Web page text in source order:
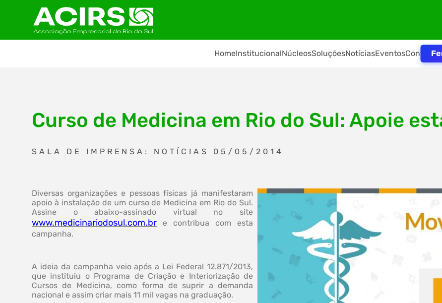
HomeInstitucionalNúcleosSoluçõesNotíciasEventosContato
Curso de Medicina em Rio do Sul: Apoie
SALA DE IMPRENSA: NOTÍCIAS 05/05/2014
Diversas organizações e pessoas físicas já manifestaram
apoio à instalação de um curso de Medicina em Rio do Sul.
Assine o abaixo-assinado virtual no site
www.medicinariodosul.com.br e contribua com esta
campanha.
A ideia da campanha veio após a Lei Federal 12.871/2013,
que instituiu o Programa de Criação e Interiorização de
Cursos de Medicina, como forma de suprir a demanda
nacional e assim criar mais 11 mil vagas na graduação.